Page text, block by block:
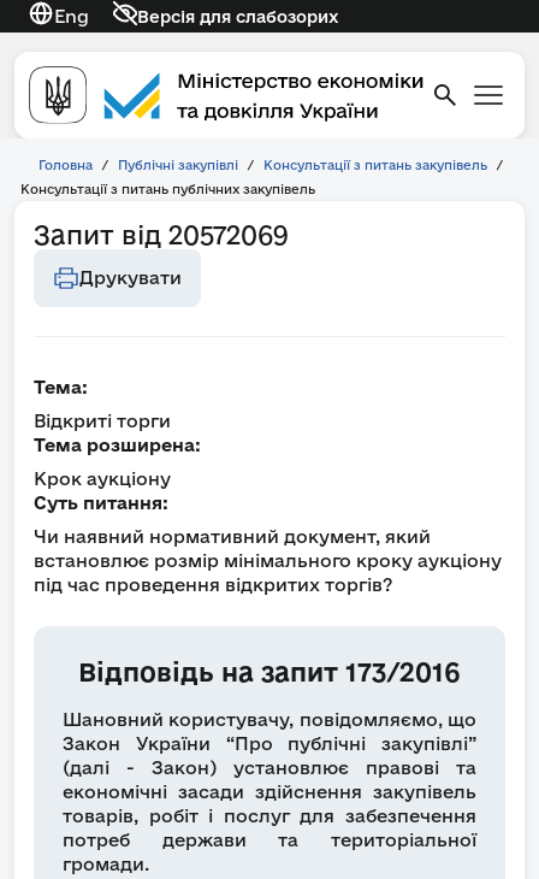
Eng Версія для слабозорих
Головна / Публічні закупівлі / Консультації з питань закупівель
/
Консультації з питань публічних закупівель
Запит від 20572069
Друкувати
Тема:
Відкриті торги
Тема розширена:
Крок аукціону
Суть питання:
Чи наявний нормативний документ, який
встановлює розмір мінімального кроку аукціону
під час проведення відкритих торгів?
Відповідь на запит 173/2016
Шановний користувачу, повідомляємо, що
Закон України “Про публічні закупівлі”
(далі - Закон) установлює правові та
економічні засади здійснення закупівель
товарів, робіт і послуг для забезпечення
потреб держави та територіальної
громади.